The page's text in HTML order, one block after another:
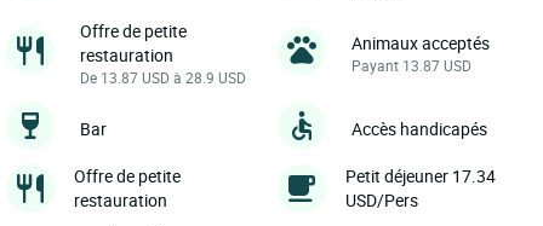
Offre de petite
restauration
De 13.87 USD à 28.9 USD
Animaux acceptés
Payant 13.87 USD
Bar Accès handicapés
Offre de petite
restauration
Petit déjeuner 17.34
USD/Pers